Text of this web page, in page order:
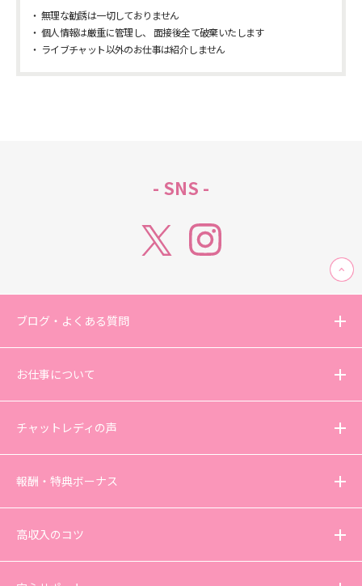
無理な勧誘は一切しておりません
個人情報は厳重に管理し、 面接後全て破棄いたします
ライブチャット以外のお仕事は紹介しません
- SNS -
ブログ・よくある質問
お仕事について
チャットレディの声
報酬・特典ボーナス
高収入のコツ